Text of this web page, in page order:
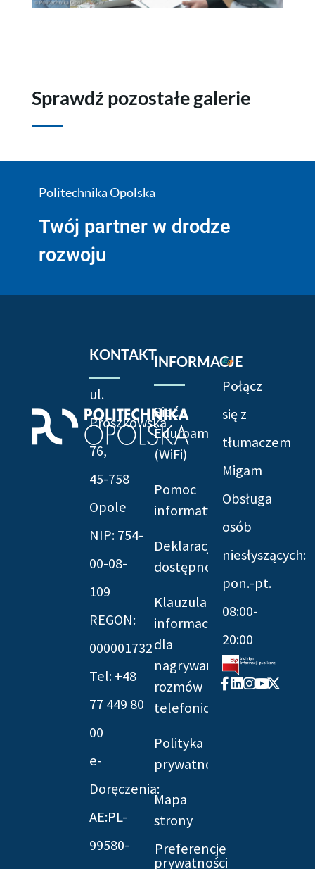
Sprawdź pozostałe galerie
Politechnika Opolska
Twój partner w drodze
rozwoju
KONTAKT
ul.
Prószkowska
76,
45-758
Opole
NIP: 754-
00-08-
109
REGON:
000001732
Tel: +48
77 449 80
00
e-
Doręczenia:
AE:PL-
99580-
INFORMACJE
Sieć
Eduroam
(WiFi)
Pomoc
informatyczna
Deklaracja
dostępności
Klauzula
informacyjna
dla
nagrywania
rozmów
telefonicznych
Polityka
prywatności
Mapa
strony
Preferencje
prywatności
Połącz
się z
tłumaczem
Migam
Obsługa
osób
niesłyszących:
pon.-pt.
08:00-
20:00
Facebook-
f
Linkedin
Instagram
Youtube
X-